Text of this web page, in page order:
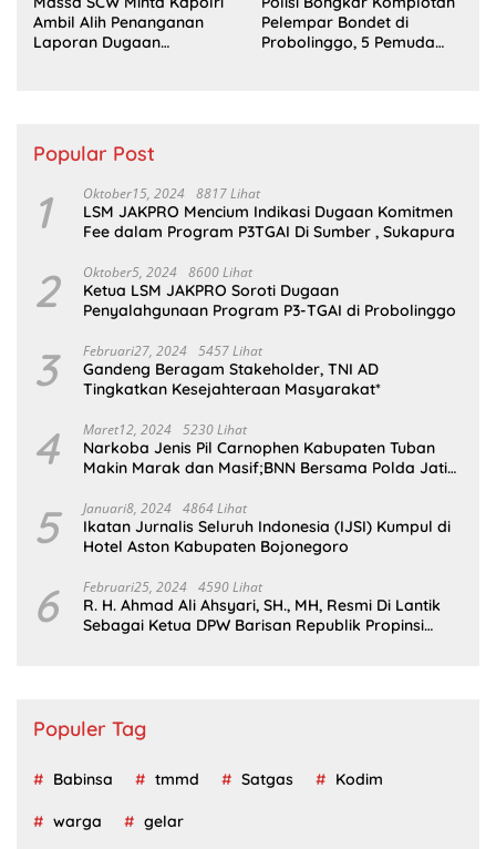
Ambil Alih Penanganan
Laporan Dugaan
Pelempar Bondet di
Probolinggo, 5 Pemuda
Popular Post
1 Oktober15, 2024 8817 Lihat
LSM JAKPRO Mencium Indikasi Dugaan Komitmen
Fee dalam Program P3TGAI Di Sumber , Sukapura
2 Oktober5, 2024 8600 Lihat
Ketua LSM JAKPRO Soroti Dugaan
Penyalahgunaan Program P3-TGAI di Probolinggo
3 Februari27, 2024 5457 Lihat
Gandeng Beragam Stakeholder, TNI AD
Tingkatkan Kesejahteraan Masyarakat*
4 Maret12, 2024 5230 Lihat
Narkoba Jenis Pil Carnophen Kabupaten Tuban
Makin Marak dan Masif;BNN Bersama Polda Jatim
5 Januari8, 2024 4864 Lihat
Ikatan Jurnalis Seluruh Indonesia (IJSI) Kumpul di
Hotel Aston Kabupaten Bojonegoro
6 Februari25, 2024 4590 Lihat
R. H. Ahmad Ali Ahsyari, SH., MH, Resmi Di Lantik
Sebagai Ketua DPW Barisan Republik Propinsi
Populer Tag
Babinsa tmmd Satgas Kodim
warga gelar